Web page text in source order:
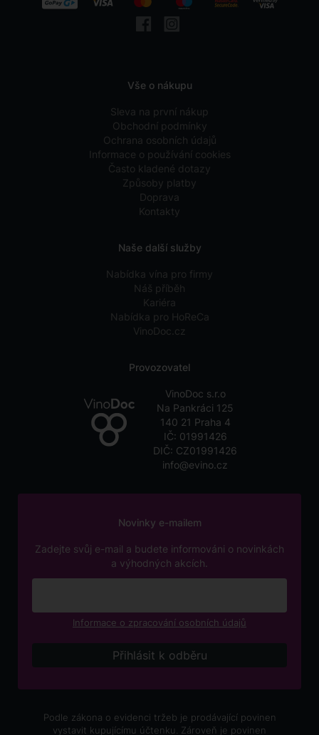
Vše o nákupu
Sleva na první nákup
Obchodní podmínky
Ochrana osobních údajů
Informace o používání cookies
Často kladené dotazy
Způsoby platby
Doprava
Kontakty
Naše další služby
Nabídka vína pro firmy
Náš příběh
Kariéra
Nabídka pro HoReCa
VinoDoc.cz
Provozovatel
VinoDoc s.r.o
Na Pankráci 125
140 21 Praha 4
IČ: 01991426
DIČ: CZ01991426
info@evino.cz
Novinky e-mailem
Zadejte svůj e-mail a budete informováni o novinkách
a výhodných akcích.
Informace o zpracování osobních údajů
Podle zákona o evidenci tržeb je prodávající povinen
vystavit kupujícímu účtenku. Zároveň je povinen